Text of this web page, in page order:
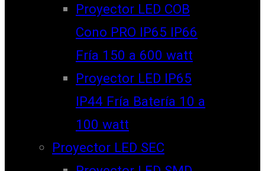
Proyector LED COB
Cono PRO IP65 IP66
Fría 150 a 600 watt
Proyector LED IP65
IP44 Fría Batería 10 a
100 watt
Proyector LED SEC